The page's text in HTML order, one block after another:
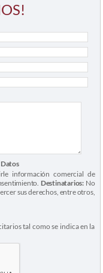
información comercial de
Destinatarios:No
sus derechos, entre otros,
tal como se indica en la